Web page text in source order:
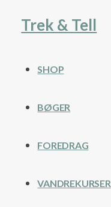
Trek & Tell
SHOP
BØGER
FOREDRAG
VANDREKURSER